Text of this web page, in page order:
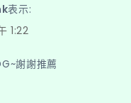
表示:
1:22
謝謝推薦